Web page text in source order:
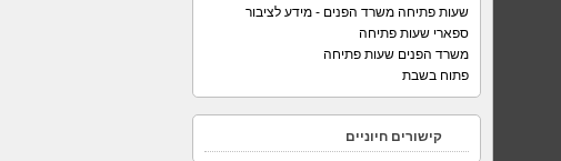
שעות פתיחה משרד הפנים - מידע לציבור
ספארי שעות פתיחה
משרד הפנים שעות פתיחה
פתוח בשבת
קישורים חיוניים